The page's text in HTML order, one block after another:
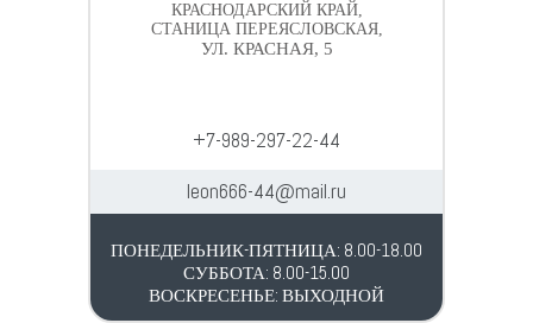
КРАСНОДАРСКИЙ КРАЙ,
СТАНИЦА ПЕРЕЯСЛОВСКАЯ,
УЛ. КРАСНАЯ, 5
+7-989-297-22-44
leon666-44@mail.ru
ПОНЕДЕЛЬНИК-ПЯТНИЦА: 8.00-18.00
СУББОТА: 8.00-15.00
ВОСКРЕСЕНЬЕ: ВЫХОДНОЙ